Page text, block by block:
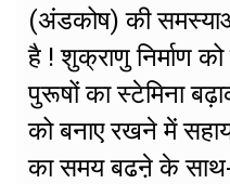
(अंडकोष) की
है ! शुक्राणु निर्माण
पुरूषों का स्टेमिना
को बनाए रखने में
का समय बढऩे के साथ-